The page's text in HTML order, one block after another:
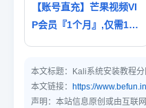
【账号直充】芒果视频VI
P会员『1个月』,仅需13.
本文标题： Kali系统安装教程
本文链接： https://
声明：本站信息原创或由互联